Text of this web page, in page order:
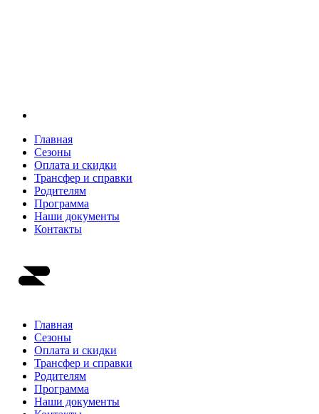
Главная
Сезоны
Оплата и скидки
Трансфер и справки
Родителям
Программа
Наши документы
Контакты
Главная
Сезоны
Оплата и скидки
Трансфер и справки
Родителям
Программа
Наши документы